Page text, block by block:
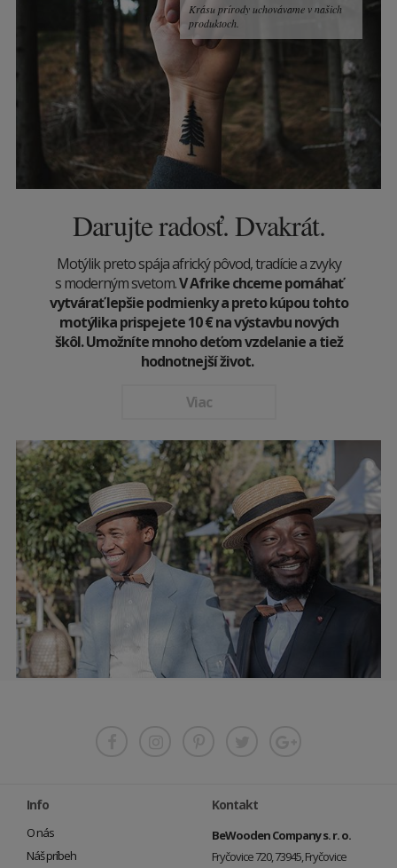
Krásu prírody uchovávame v našich
produktoch.
Darujte radosť. Dvakrát.
Motýlik preto spája africký pôvod, tradície a zvyky
s moderným svetom.V Afrike chceme pomáhať
vytvárať lepšie podmienky a preto kúpou tohto
motýlika prispejete 10€na výstavbu nových
škôl. Umožníte mnoho deťom vzdelanie a tiež
hodnotnejší život.
Viac
Info
O nás
Náš príbeh
Kontakt
BeWooden Company s. r. o.
Fryčovice 720, 73945, Fryčovice